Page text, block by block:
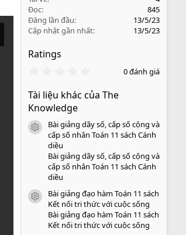
Đọc
845
Đăng lần đầu
13/5/23
Cập nhật gần nhất
13/5/23
Ratings
0
0
o
0 đánh giá
Tài liệu khác của The
Knowledge
icon tài liệu
Bài giảng dãy số, cấp số cộng và
cấp số nhân Toán 11 sách Cánh
diều
Bài giảng dãy số, cấp số cộng và
cấp số nhân Toán 11 sách Cánh
diều
icon tài liệu
Bài giảng đạo hàm Toán 11 sách
Kết nối tri thức với cuộc sống
Bài giảng đạo hàm Toán 11 sách
Kết nối tri thức với cuộc sống